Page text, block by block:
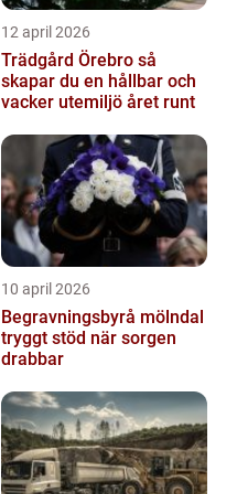
12 april 2026
Trädgård Örebro så
skapar du en hållbar och
vacker utemiljö året runt
10 april 2026
Begravningsbyrå mölndal
tryggt stöd när sorgen
drabbar